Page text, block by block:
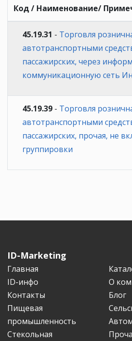
Код / Наименование/
45.19.31 - Торговля
автотранспортными
пассажирских, через
коммуникационную сеть
45.19.39 - Торговля
автотранспортными
пассажирских, прочая, не
группировки
ID-Marketing
Главная
ID-инфо
О
Контакты
Блог
Пищевая
промышленность
Стекольная